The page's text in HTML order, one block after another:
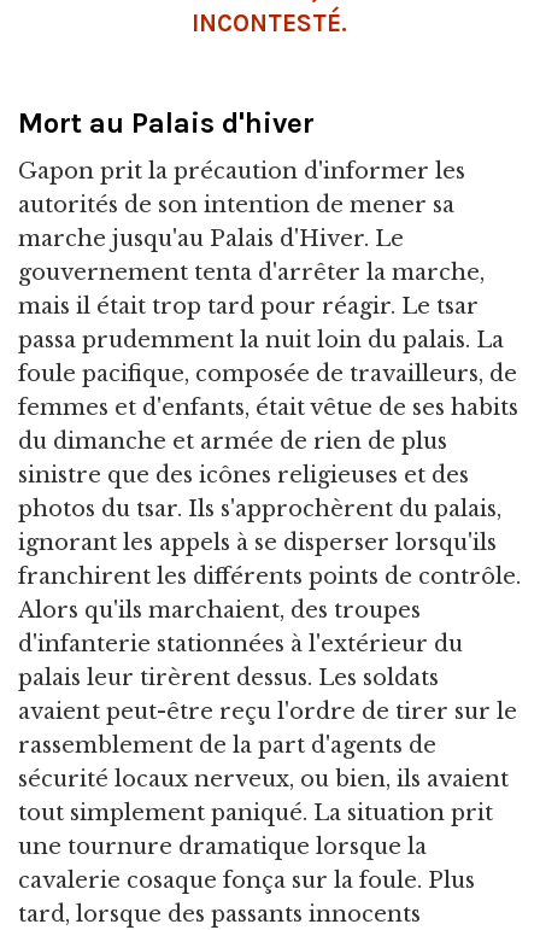
INCONTESTÉ.
Mort au Palais d'hiver
Gapon prit la précaution d'informer les
autorités de son intention de mener sa
marche jusqu'au Palais d'Hiver. Le
gouvernement tenta d'arrêter la marche,
mais il était trop tard pour réagir. Le tsar
passa prudemment la nuit loin du palais. La
foule pacifique, composée de travailleurs, de
femmes et d'enfants, était vêtue de ses habits
du dimanche et armée de rien de plus
sinistre que des icônes religieuses et des
photos du tsar. Ils s'approchèrent du palais,
ignorant les appels à se disperser lorsqu'ils
franchirent les différents points de contrôle.
Alors qu'ils marchaient, des troupes
d'infanterie stationnées à l'extérieur du
palais leur tirèrent dessus. Les soldats
avaient peut-être reçu l'ordre de tirer sur le
rassemblement de la part d'agents de
sécurité locaux nerveux, ou bien, ils avaient
tout simplement paniqué. La situation prit
une tournure dramatique lorsque la
cavalerie cosaque fonça sur la foule. Plus
tard, lorsque des passants innocents